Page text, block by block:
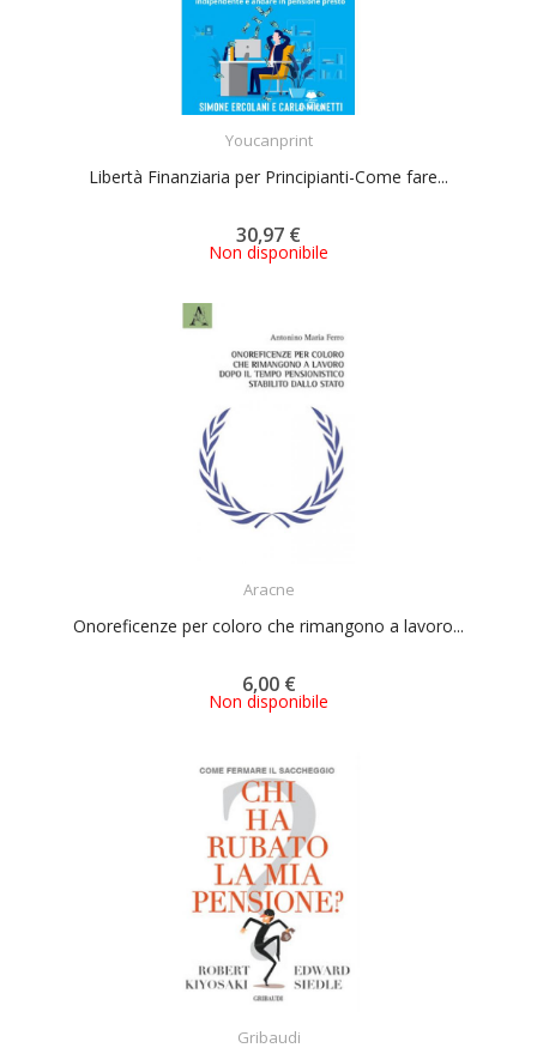
Youcanprint
Libertà Finanziaria per Principianti-Come fare...
30,97 €
Non disponibile
Aracne
Onoreficenze per coloro che rimangono a lavoro...
6,00 €
Non disponibile
Gribaudi